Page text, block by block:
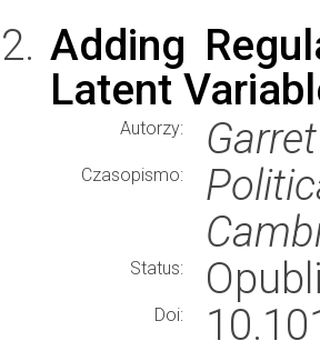
Adding
Latent
Autorzy:
Czasopismo:
Status:
Doi: